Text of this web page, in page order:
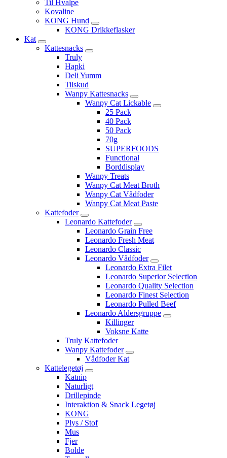
Til Hvalpe
Kovaline
KONG Hund
KONG Drikkeflasker
Kat
Kattesnacks
Truly
Hapki
Deli Yumm
Tilskud
Wanpy Kattesnacks
Wanpy Cat Lickable
25 Pack
40 Pack
50 Pack
70g
SUPERFOODS
Functional
Borddisplay
Wanpy Treats
Wanpy Cat Meat Broth
Wanpy Cat Vådfoder
Wanpy Cat Meat Paste
Kattefoder
Leonardo Kattefoder
Leonardo Grain Free
Leonardo Fresh Meat
Leonardo Classic
Leonardo Vådfoder
Leonardo Extra Filet
Leonardo Superior Selection
Leonardo Quality Selection
Leonardo Finest Selection
Leonardo Pulled Beef
Leonardo Aldersgruppe
Killinger
Voksne Katte
Truly Kattefoder
Wanpy Kattefoder
Vådfoder Kat
Kattelegetøj
Katnip
Naturligt
Drillepinde
Interaktion & Snack Legetøj
KONG
Plys / Stof
Mus
Fjer
Bolde